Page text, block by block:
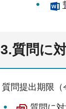
3.質問に
質問提出期限（